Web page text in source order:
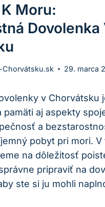
Moru:
Dovolenka
Chorvátsku.sk 29. marca
v Chorvátsku
pamäti aj aspekty
a
pobyt pri mori. V
na dôležitosť
pripraviť na
ste si ju mohli